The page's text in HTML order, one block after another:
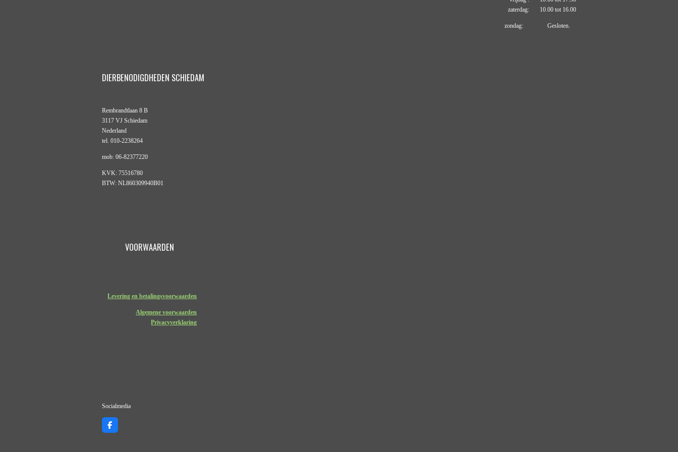
zaterdag: 10.00 tot 16.00
zondag: Gesloten.
DIERBENODIGDHEDEN SCHIEDAM
Rembrandtlaan 8 B
3117 VJ Schiedam
Nederland
tel. 010-2238264
mob: 06-82377220
KVK: 75516780
BTW: NL860309940B01
VOORWAARDEN
Levering en betalingsvoorwaarden
Algemene voorwaarden
Privacyverklaring
Socialmedia
F
a